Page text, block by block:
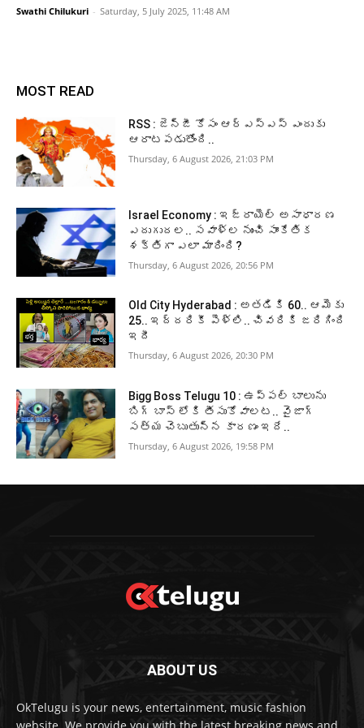
Swathi Chilukuri - Saturday, 5 July 2025, 11:48 AM
MOST READ
RSS : జెన్‌జీ కోసం ఆర్‌ఎస్‌ఎస్‌ ఎందుకు
ఆరాటపడుతోంది..
Thursday, 6 August 2026, 21:03 PM
Israel Economy : ఇజ్రాయెల్‌ అసాధారణ
ఎదుగుదల.. సవాళ్ల నుంచి సాంకేతిక
శక్తిగా ఎలా మారింది?
Thursday, 6 August 2026, 20:56 PM
Old City Hyderabad : అతడికి 60.. ఆమెకు
25.. ఇద్దరికీ పెళ్లి.. చివరికి జరిగింది
ఇదీ
Thursday, 6 August 2026, 20:30 PM
Bigg Boss Telugu 10 : ఉప్పల్ బాలును
బిగ్ బాస్ లోకి తీసుకోవాలట.. వైజాగ్
సత్య చెబుతున్న కారణం ఇదే..
Thursday, 6 August 2026, 19:58 PM
ABOUT US
OkTelugu is your news, entertainment, music fashion
website. We provide you with the latest breaking news and